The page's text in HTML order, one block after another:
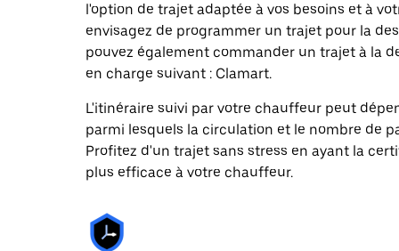
l'option de trajet adaptée à vos besoins et à
envisagez de programmer un trajet pour la
pouvez également commander un trajet à la
en charge suivant : Clamart.
L'itinéraire suivi par votre chauffeur peut
parmi lesquels la circulation et le nombre de
Profitez d'un trajet sans stress en ayant la
plus efficace à votre chauffeur.